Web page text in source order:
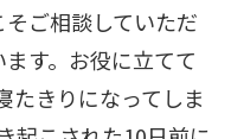
ご相談していただ
す。お役に立てて
たきりになってしま